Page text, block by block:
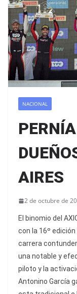
NACIONAL
AIRES
2 de octubre de
El binomio del
con la 16º
carrera
una notable y
piloto y la
Antonino García